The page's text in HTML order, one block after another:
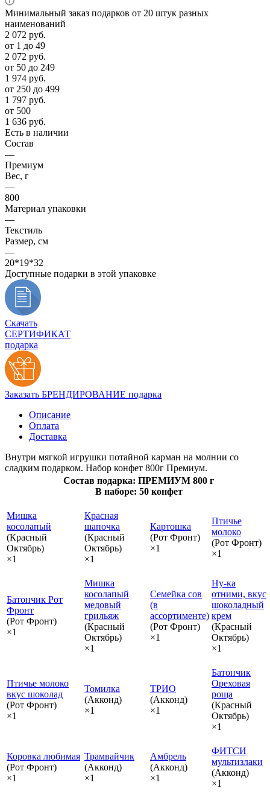
Минимальный заказ подарков от 20 штук разных
наименований
2 072 руб.
от 1 до 49
2 072 руб.
от 50 до 249
1 974 руб.
от 250 до 499
1 797 руб.
от 500
1 636 руб.
Есть в наличии
Состав
—
Премиум
Вес, г
—
800
Материал упаковки
—
Текстиль
Размер, см
—
20*19*32
Доступные подарки в этой упаковке
Скачать
СЕРТИФИКАТ
подарка
Заказать БРЕНДИРОВАНИЕ подарка
Описание
Оплата
Доставка
Внутри мягкой игрушки потайной карман на молнии со
сладким подарком. Набор конфет 800г Премиум.
Состав подарка: ПРЕМИУМ 800 г
В наборе: 50 конфет
Мишка
косолапый
(Красный
Октябрь)
×1
Красная
шапочка
(Красный
Октябрь)
×1
Картошка
(Рот Фронт)
×1
Птичье
молоко
(Рот Фронт)
×1
Батончик Рот
Фронт
(Рот Фронт)
×1
Мишка
косолапый
медовый
грильяж
(Красный
Октябрь)
×1
Семейка сов
(в
ассортименте)
(Рот Фронт)
×1
Ну-ка
отними, вкус
шоколадный
крем
(Красный
Октябрь)
×1
Птичье молоко
вкус шоколад
(Рот Фронт)
×1
Томилка
(Акконд)
×1
ТРИО
(Акконд)
×1
Батончик
Ореховая
роща
(Красный
Октябрь)
×1
Коровка любимая
(Рот Фронт)
×1
Трамвайчик
(Акконд)
×1
Амбрель
(Акконд)
×1
ФИТСИ
мультизлаки
(Акконд)
×1